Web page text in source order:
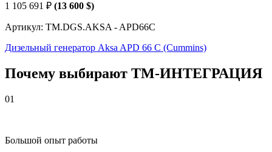
1 105 691 ₽ (13 600 $)
Артикул: TM.DGS.AKSA - APD66C
Дизельный генератор Aksa APD 66 C (Cummins)
Почему выбирают ТМ-ИНТЕГРАЦИЯ
01
Большой опыт работы